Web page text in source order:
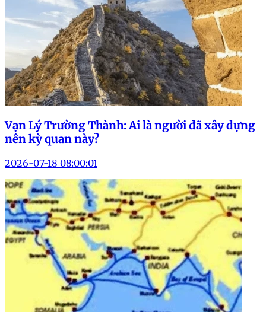
Vạn Lý Trường Thành: Ai là người đã xây dựng
nên kỳ quan này?
2026-07-18 08:00:01